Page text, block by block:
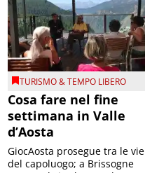
TURISMO & TEMPO LIBERO
Cosa fare nel fine
settimana in Valle
d’Aosta
GiocAosta prosegue tra le vie
del capoluogo; a Brissogne